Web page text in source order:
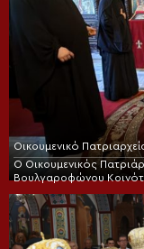
Οικουμενικό
Ο Οικουμενικός
Βουλγαροφώνου